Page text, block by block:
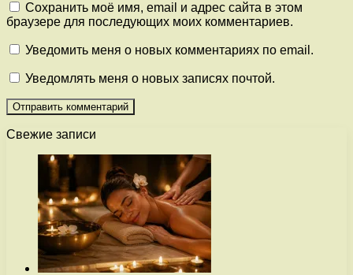
Сохранить моё имя, email и адрес сайта в этом
браузере для последующих моих комментариев.
Уведомить меня о новых комментариях по email.
Уведомлять меня о новых записях почтой.
Свежие записи